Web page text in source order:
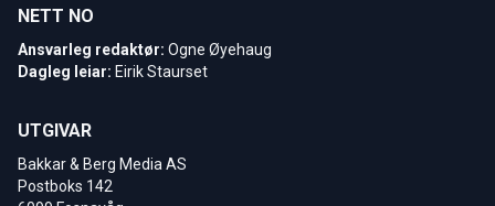
NETT NO
Ansvarleg redaktør: Ogne Øyehaug
Dagleg leiar: Eirik Staurset
UTGIVAR
Bakkar & Berg Media AS
Postboks 142